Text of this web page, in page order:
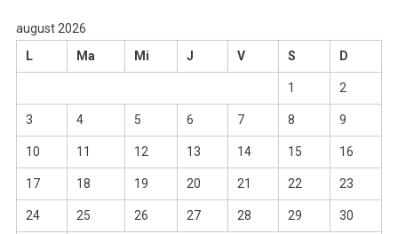
august 2026
L
Ma Mi J V S D
1 2
3 4 5 6 7 8 9
10 11 12 13 14 15 16
17 18 19 20 21 22 23
24 25 26 27 28 29 30